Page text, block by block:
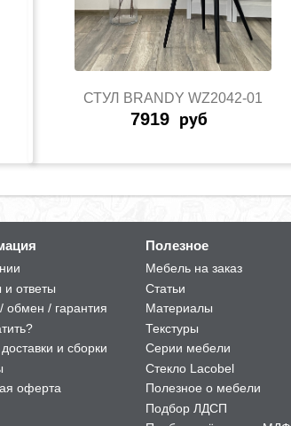
СТУЛ BRANDY WZ2042-01
7919 руб
ответы
обмен / гарантия
и сборки
оферта
Полезное
Мебель на заказ
Статьи
Материалы
Текстуры
Серии мебели
Стекло Lacobel
Полезное о мебели
Подбор ЛДСП